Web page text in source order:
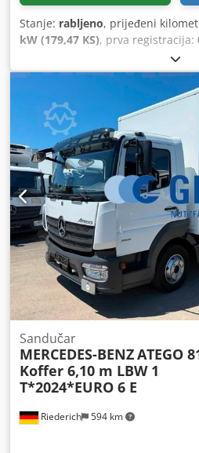
Stanje: rabljeno, prijeđeni
kW (179,47 KS), prva registracija:
7.200 kg,
automatski, emisijska klasa:
37 m³
utovar:6.170 mm , širina
visina utovarnog prostora:
, Oprema:ABS,
(ESP), filtar čestica, hidraulična
uređaj, središnje zaključavanje,
Riederich 594 km
Sandučar
MERCEDES-BENZATEGO
Koffer 6,10 m LBW 1
T*2024*EURO 6 E